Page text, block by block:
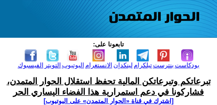
تابعونا على:
الفيسبوك التويتر اليوتيوب الانستغرام لينكدإن تيلكرامبنترست بودكاست
تبرعاتكم وتبرعاتكن المالية تحفظ استقلال الحوار المتمدن،
فشاركونا في دعم استمرارية هذا الفضاء اليساري الحر
[اشترك في قناة ‫«الحوار المتمدن» على اليوتيوب]